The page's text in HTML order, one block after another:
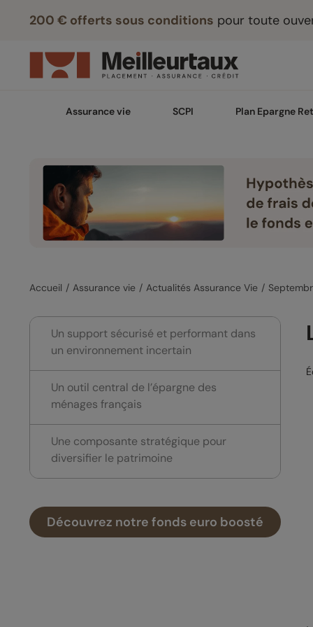
200 € offerts sous conditions pour toute
Assurance vie SCPI Plan Epargne
Accueil Assurance vie Actualités Assurance Vie
Un support sécurisé et performant dans
un environnement incertain
Un outil central de l’épargne des
ménages français
Une composante stratégique pour
diversifier le patrimoine
Découvrez notre fonds euro boosté